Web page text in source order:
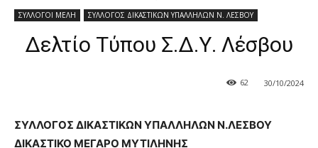
ΣΥΛΛΟΓΟΙ ΜΕΛΗ ΣΥΛΛΟΓΟΣ ΔΙΚΑΣΤΙΚΩΝ ΥΠΑΛΛΗΛΩΝ Ν. ΛΕΣΒΟΥ
Δελτίο Τύπου Σ.Δ.Υ. Λέσβου
62 30/10/2024
ΣΥΛΛΟΓΟΣ ΔΙΚΑΣΤΙΚΩΝ ΥΠΑΛΛΗΛΩΝ Ν.ΛΕΣΒΟΥ
ΔΙΚΑΣΤΙΚΟ ΜΕΓΑΡΟ ΜΥΤΙΛΗΝΗΣ